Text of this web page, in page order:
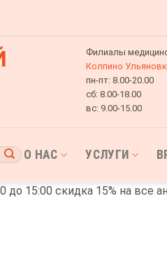
Филиалы
Колпино
пн-пт: 8.00-20.00
сб: 8.00-18.00
вс: 9.00-15.00
О НАС УСЛУГИ
15:00 скидка 15% на все